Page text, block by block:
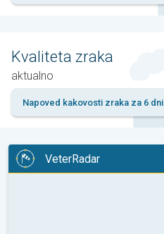
Kvaliteta zraka
aktualno
Napoved kakovosti zraka za 6 dni
VeterRadar